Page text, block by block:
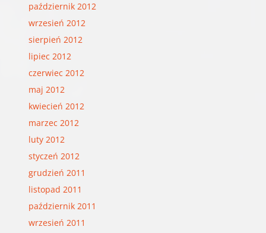
październik 2012
wrzesień 2012
sierpień 2012
lipiec 2012
czerwiec 2012
maj 2012
kwiecień 2012
marzec 2012
luty 2012
styczeń 2012
grudzień 2011
listopad 2011
październik 2011
wrzesień 2011